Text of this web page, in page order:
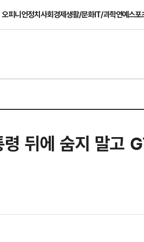
오피니언정치사회경제생활/문화IT/과학연예스포
뒤에 숨지 말고